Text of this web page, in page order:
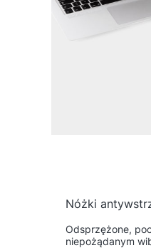
Nóżki
Odsprzężone,
niepożądanym